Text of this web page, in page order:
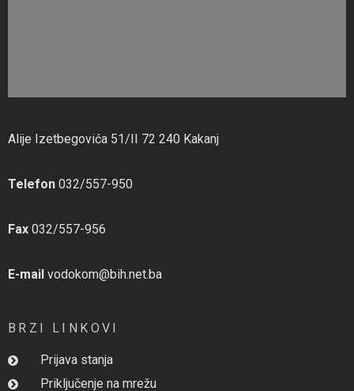
Alije Izetbegovića 51/II 72 240 Kakanj
Telefon 032/557-950
Fax 032/557-956
E-mail vodokom@bih.net.ba
BRZI LINKOVI
Prijava stanja
Priključenje na mrežu